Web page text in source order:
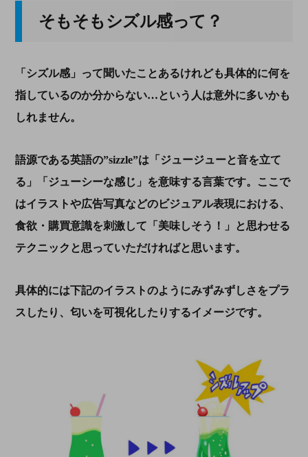
そもそもシズル感って？
「シズル感」って聞いたことあるけれども具体的に何を
指しているのか分からない…という人は意外に多いかも
しれません。
語源である英語の​​”sizzle”は「ジュージューと音を立て
る」「ジューシーな感じ」を意味する言葉です。ここで
はイラストや広告写真などのビジュアル表現における、
食欲・購買意識を刺激して「美味しそう！」と思わせる
テクニックと思っていただければと思います。
具体的には下記のイラストのようにみずみずしさをプラ
スしたり、匂いを可視化したりするイメージです。